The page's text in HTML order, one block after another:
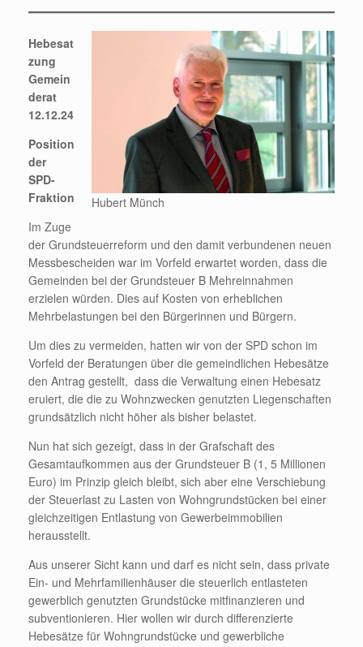
Hubert Münch
Hebesat
zung
Gemein
derat
12.12.24
Position
der
SPD-
Fraktion
Im Zuge
der Grundsteuerreform und den damit verbundenen neuen
Messbescheiden war im Vorfeld erwartet worden, dass die
Gemeinden bei der Grundsteuer B Mehreinnahmen
erzielen würden. Dies auf Kosten von erheblichen
Mehrbelastungen bei den Bürgerinnen und Bürgern.
Um dies zu vermeiden, hatten wir von der SPD schon im
Vorfeld der Beratungen über die gemeindlichen Hebesätze
den Antrag gestellt, dass die Verwaltung einen Hebesatz
eruiert, die die zu Wohnzwecken genutzten Liegenschaften
grundsätzlich nicht höher als bisher belastet.
Nun hat sich gezeigt, dass in der Grafschaft des
Gesamtaufkommen aus der Grundsteuer B (1, 5 Millionen
Euro) im Prinzip gleich bleibt, sich aber eine Verschiebung
der Steuerlast zu Lasten von Wohngrundstücken bei einer
gleichzeitigen Entlastung von Gewerbeimmobilien
herausstellt.
Aus unserer Sicht kann und darf es nicht sein, dass private
Ein- und Mehrfamilienhäuser die steuerlich entlasteten
gewerblich genutzten Grundstücke mitfinanzieren und
subventionieren. Hier wollen wir durch differenzierte
Hebesätze für Wohngrundstücke und gewerbliche